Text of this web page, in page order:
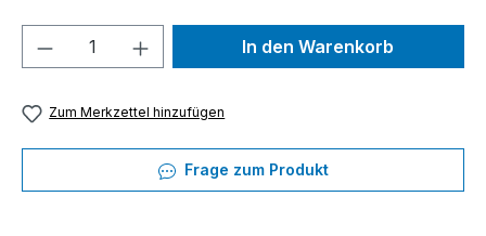
Produkt Anzahl: Gib denIn den Warenkorb
Zum Merkzettel hinzufügen
Frage zum Produkt